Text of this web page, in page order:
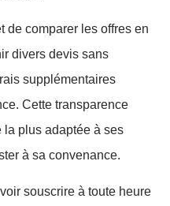
de comparer les offres en
divers devis sans
supplémentaires
Cette transparence
la plus adaptée à ses
à sa convenance.
souscrire à toute heure